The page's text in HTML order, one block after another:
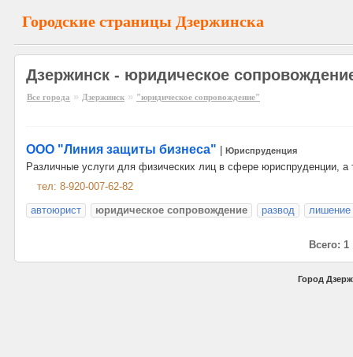
Городские страницы Дзержинска
Дзержинск - юридическое
Все города » Дзержинск » "юридическое сопровождение"
ООО "Линия защиты бизнеса" Юриспруденция
Различные услуги для физических лиц в сфере юриспруденции,
тел: 8-920-007-62-82
автоюрист
юридическое сопровождение развод лишение
Всего: 1
Город